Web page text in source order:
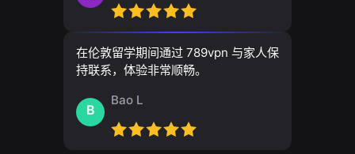
在伦敦留学期间通过 789vpn 与家人保
持联系，体验非常顺畅。
B
Bao L